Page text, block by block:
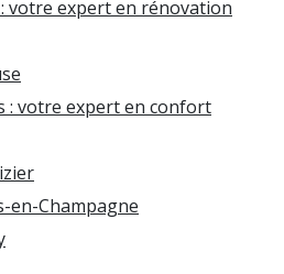
votre expert en rénovation
: votre expert en confort
en-Champagne